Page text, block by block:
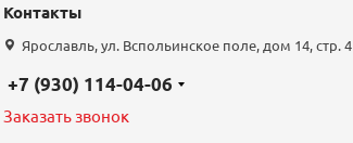
Контакты
Ярославль, ул. Вспольинское поле, дом 14, стр. 4
+7 (930) 114-04-06
Заказать звонок